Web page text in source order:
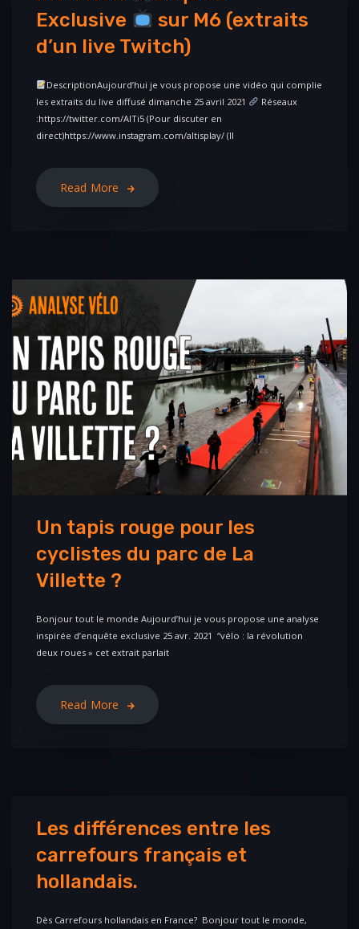
Exclusive
sur M6 (extraits
d’un live Twitch)
DescriptionAujourd’hui je vous propose une vidéo qui complie
les extraits du live diffusé dimanche 25 avril 2021
Réseaux
:https://twitter.com/AlTi5 (Pour discuter en
direct)https://www.instagram.com/altisplay/ (Il
Read More
Un tapis rouge pour les
cyclistes du parc de La
Villette ?
Bonjour tout le monde Aujourd’hui je vous propose une analyse
inspirée d’enquête exclusive 25 avr. 2021 “vélo : la révolution
deux roues » cet extrait parlait
Read More
Les différences entre les
carrefours français et
hollandais.
Dès Carrefours hollandais en France? Bonjour tout le monde,